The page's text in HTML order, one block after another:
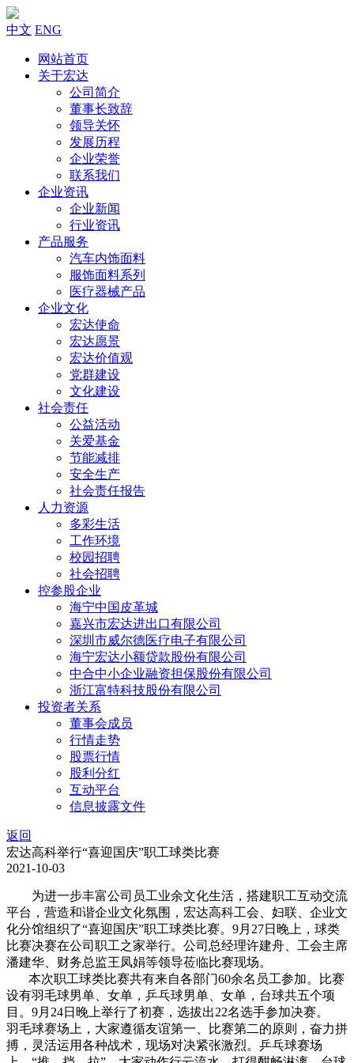
中文 ENG
网站首页
关于宏达
公司简介
董事长致辞
领导关怀
发展历程
企业荣誉
联系我们
企业资讯
企业新闻
行业资讯
产品服务
汽车内饰面料
服饰面料系列
医疗器械产品
企业文化
宏达使命
宏达愿景
宏达价值观
党群建设
文化建设
社会责任
公益活动
关爱基金
节能减排
安全生产
社会责任报告
人力资源
多彩生活
工作环境
校园招聘
社会招聘
控参股企业
海宁中国皮革城
嘉兴市宏达进出口有限公司
深圳市威尔德医疗电子有限公司
海宁宏达小额贷款股份有限公司
中合中小企业融资担保股份有限公司
浙江富特科技股份有限公司
投资者关系
董事会成员
行情走势
股票行情
股利分红
互动平台
信息披露文件
返回
宏达高科举行“喜迎国庆”职工球类比赛
2021-10-03
为进一步丰富公司员工业余文化生活，搭建职工互动交流
平台，营造和谐企业文化氛围，宏达高科工会、妇联、企业文
化分馆组织了“喜迎国庆”职工球类比赛。9月27日晚上，球类
比赛决赛在公司职工之家举行。公司总经理许建舟、工会主席
潘建华、财务总监王凤娟等领导莅临比赛现场。
本次职工球类比赛共有来自各部门60余名员工参加。比赛
设有羽毛球男单、女单，乒乓球男单、女单，台球共五个项
目。9月24日晚上举行了初赛，选拔出22名选手参加决赛。
羽毛球赛场上，大家遵循友谊第一、比赛第二的原则，奋力拼
搏，灵活运用各种战术，现场对决紧张激烈。乒乓球赛场